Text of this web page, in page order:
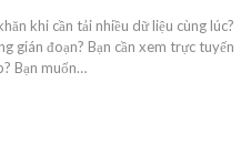
khi cần tải nhiều dữ liệu cùng lúc?
gián đoạn? Bạn cần xem trực tuyến
Bạn muốn…